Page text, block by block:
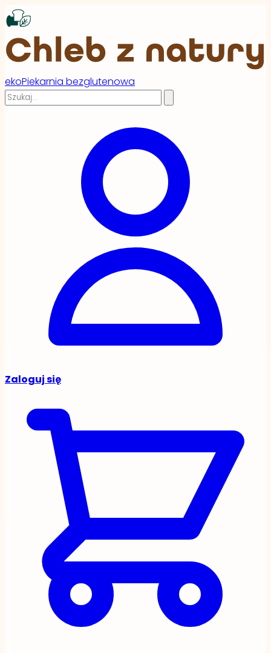
ekoPiekarnia bezglutenowa
Zaloguj się